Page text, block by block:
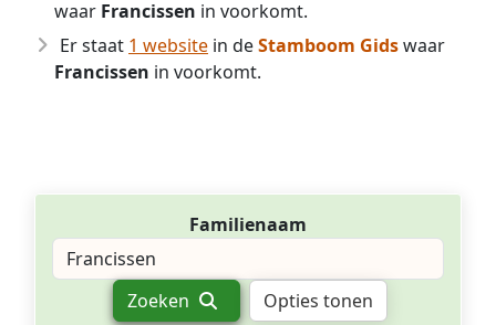
waar Francissen in voorkomt.
Er staat 1 website in deStamboom Gidswaar
Francissen in voorkomt.
Familienaam
Zoeken Opties tonen